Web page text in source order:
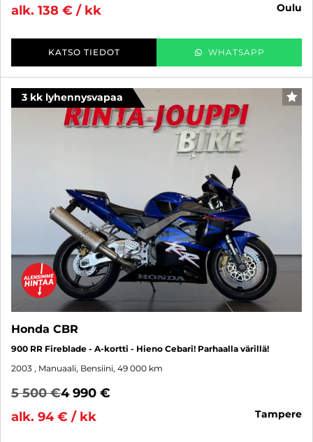
alk. 138 € / kk
oulu
KATSO TIEDOT WHATSAPP
3 kk lyhennysvapaa
Honda CBR
900 RR Fireblade - A-kortti - Hieno Cebari! Parhaalla värillä!
2003 , Manuaali, Bensiini, 49 000 km
5 500 €4 990 €
alk. 94 € / kk
tampere